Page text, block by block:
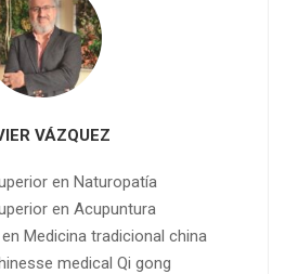
VÁZQUEZ
en Naturopatía
en Acupuntura
Medicina tradicional china
medical Qi gong